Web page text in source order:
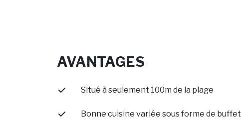
AVANTAGES
Situé à seulement 100m de la plage
Bonne cuisine variée sous forme de buffet